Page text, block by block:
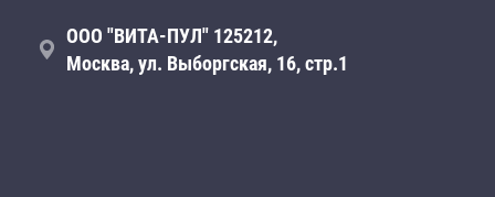
ООО "ВИТА-ПУЛ" 125212,
Москва, ул. Выборгская, 16, стр.1